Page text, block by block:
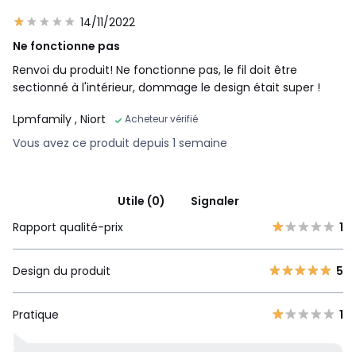
14/11/2022
Ne fonctionne pas
Renvoi du produit! Ne fonctionne pas, le fil doit être
sectionné à l'intérieur, dommage le design était super !
Lpmfamily , Niort Acheteur vérifié
Vous avez ce produit depuis 1 semaine
Utile (0)
Signaler
Rapport qualité-prix
1
Design du produit 5
Pratique 1